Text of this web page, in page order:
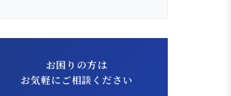
お困りの方は
お気軽にご相談ください